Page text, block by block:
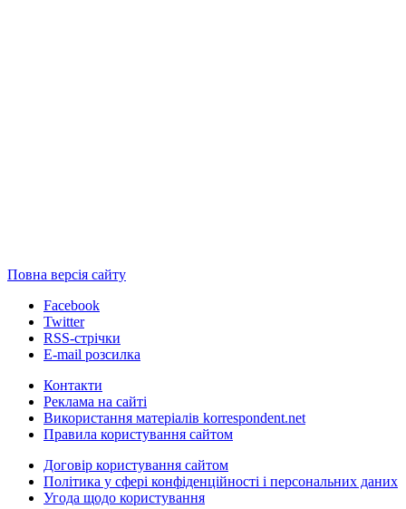
Повна версія сайту
Facebook
Twitter
RSS-стрічки
E-mail розсилка
Контакти
Реклама на сайті
Використання матеріалів korrespondent.net
Правила користування сайтом
Договір користування сайтом
Політика у сфері конфіденційності і персональних даних
Угода щодо користування